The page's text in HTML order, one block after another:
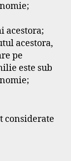
acestora;
acestora,
pe
este sub
considerate